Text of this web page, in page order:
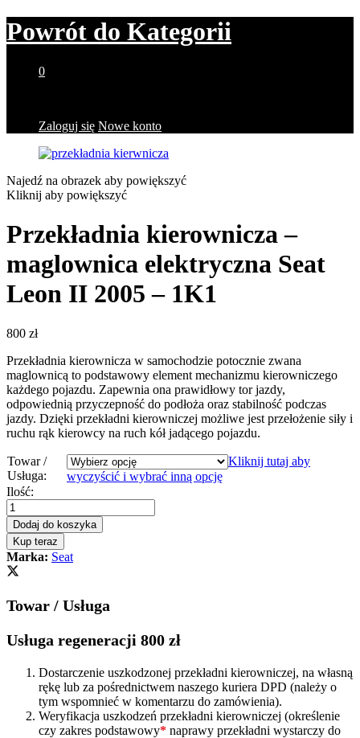
Powrót do Kategorii
0
Zaloguj się Nowe konto
Najedź na obrazek aby powiększyć
Kliknij aby powiększyć
Przekładnia kierownicza –
maglownica elektryczna Seat
Leon II 2005 – 1K1
800 zł
Przekładnia kierownicza w samochodzie potocznie zwana
maglownicą to podstawowy element mechanizmu kierowniczego
każdego pojazdu. Zapewnia ona prawidłowy tor jazdy,
odpowiednią przyczepność do podłoża oraz stabilność podczas
jazdy. Dzięki przekładni kierowniczej możliwe jest przełożenie siły i
ruchu rąk kierowcy na ruch kół jadącego pojazdu.
Towar /
Usługa:
Kliknij tutaj aby
wyczyścić i wybrać inną opcję
Przekładnia
kierownicza
-
maglownica
elektryczna
Seat
Leon
2005
1K1
quantity
Ilość:
Dodaj do koszyka
Kup teraz
Marka: Seat
Towar / Usługa
Usługa regeneracji 800 zł
Dostarczenie uszkodzonej przekładni kierowniczej, na własną
rękę lub za pośrednictwem naszego kuriera DPD (należy o
tym wspomnieć w komentarzu do zamówienia).
Weryfikacja uszkodzeń przekładni kierowniczej (określenie
czy zakres podstawowy* naprawy przekładni wystarczy do